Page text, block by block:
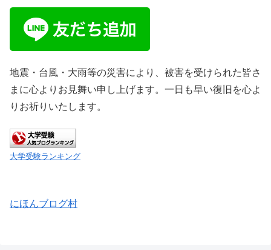
地震・台風・大雨等の災害により、被害を受けられた皆さ
まに心よりお見舞い申し上げます。一日も早い復旧を心よ
りお祈りいたします。
大学受験ランキング
にほんブログ村